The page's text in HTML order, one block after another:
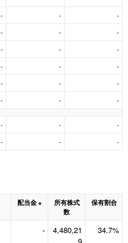
- - -
- - -
- - -
- - -
- - -
- - -
- - -
- - -
配当金 ※
所有株式
数
保有割合
-
4,480,21
34.7%